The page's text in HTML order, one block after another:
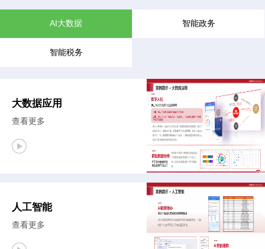
AI大数据 智能政务
智能税务
大数据应用
查看更多
人工智能
查看更多